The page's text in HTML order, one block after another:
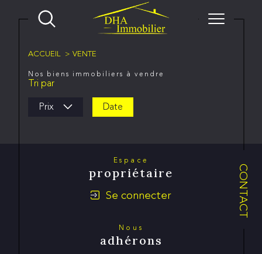
CONTACT
ACCUEIL VENTE
Nos biens immobiliers à vendre
Tri par
Prix Date
Espace
propriétaire
Se connecter
Nous
adhérons